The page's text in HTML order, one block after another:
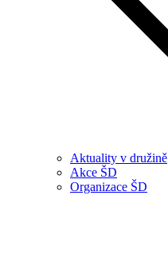
Aktuality v družině
Akce ŠD
Organizace ŠD